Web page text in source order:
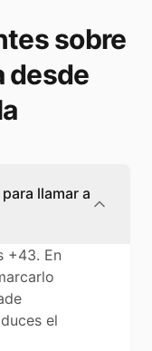
sobre
desde
llamar a
+43. En
el